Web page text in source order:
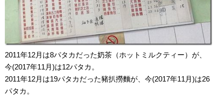
2011年12月は8パタカだった奶茶（ホットミルクティー）が、
今(2017年11月)は12パタカ。
2011年12月は19パタカだった豬扒撈麵が、今(2017年11月)は26
パタカ。